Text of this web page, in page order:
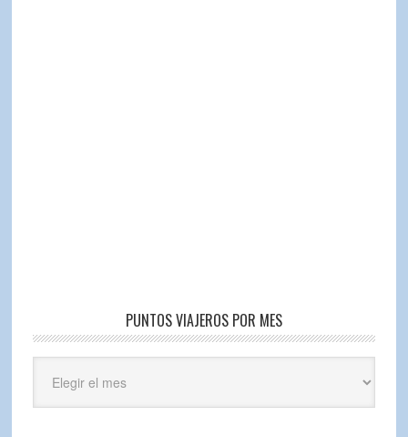
PUNTOS VIAJEROS POR MES
Viajeros
por